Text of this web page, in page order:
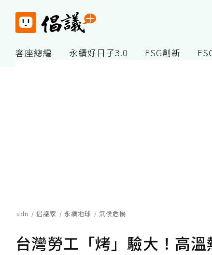
客座總編 永續好日子3.0 ESG創新
udn 倡議家 永續地球 氣候危機
台灣勞工「烤」驗大！高